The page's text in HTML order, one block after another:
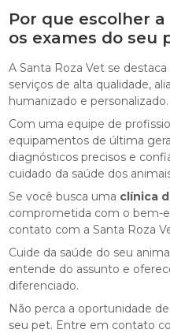
Por que escolher
os exames do seu
A Santa Roza Vet se
serviços de alta qualidade,
humanizado e personalizado.
Com uma equipe de
equipamentos de última
diagnósticos precisos e
cuidado da saúde dos
Se você busca uma clínica
comprometida com o bem-
contato com a Santa Roza
Cuide da saúde do seu
entende do assunto e
diferenciado.
Não perca a oportunidade
seu pet. Entre em contato